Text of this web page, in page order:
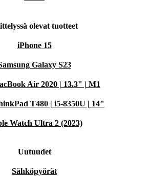
olevat tuotteet
iPhone 15
Galaxy S23
Air 2020 | 13.3" | M1
T480 | i5-8350U | 14"
Watch Ultra 2 (2023)
Uutuudet
Sähköpyörät